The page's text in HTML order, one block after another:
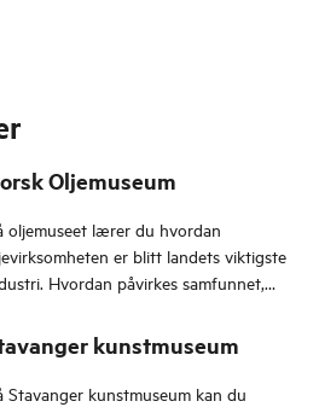
Oljemuseum
oljemuseet lærer du hvordan
er blitt landets viktigste
Hvordan påvirkes samfunnet,
kunstmuseum
Stavanger kunstmuseum kan du